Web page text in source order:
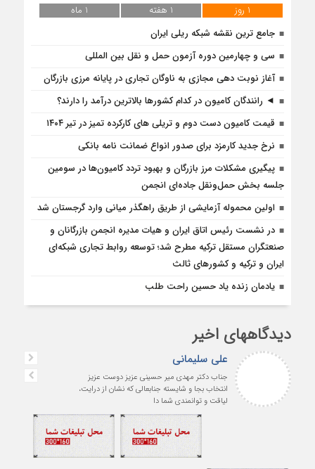
1 روز 1 هفته
1 ماه
جامع ترین نقشه شبکه ریلی ایران
سی و چهارمین دوره آزمون حمل و نقل بین المللی
آغاز نوبت دهی مجازی به ناوگان تجاری در پایانه مرزی بازرگان
◄ رانندگان کامیون در کدام کشورها بالاترین درآمد را دارند؟
قیمت کامیون دست دوم و تریلی‌ های کارکرده تمیز در تیر ۱۴۰۴
نرخ جدید کارمزد برای صدور انواع ضمانت نامه بانکی
پیگیری مشکلات مرز بازرگان و بهبود تردد کامیون‌ها در سومین
جلسه بخش حمل‌ونقل جاده‌ای انجمن
اولین محموله آزمایشی از طریق راهگذر میانی وارد گرجستان شد
در نشست رئیس اتاق ایران و هیات مدیره انجمن بازرگانان و
صنعتگران مستقل ترکیه مطرح شد؛ توسعه روابط تجاری شبکه‌ای
ایران و ترکیه و کشورهای ثالث
یادمان زنده یاد حسین راحت طلب
دیدگاههای اخیر
علی سلیمانی
جناب دکتر مهدی میر حسینی عزیز دوست عزیز
انتخاب بجا و شایسته جنابعالی که نشان از درایت،
لیاقت و توانمندی شما دا